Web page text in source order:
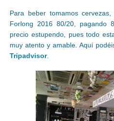
Para beber tomamos
Forlong 2016 80/20, pagando
precio estupendo, pues todo
muy atento y amable. Aquí
Tripadvisor.